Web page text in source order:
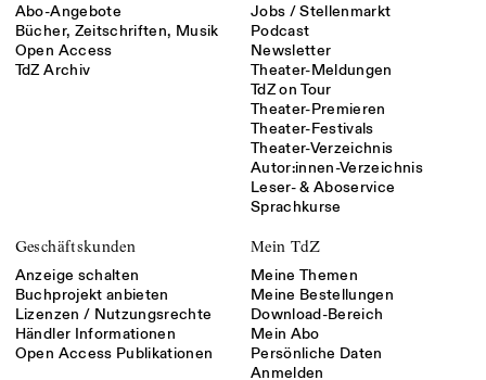
Abo-Angebote
Bücher, Zeitschriften, Musik
Open Access
TdZ Archiv
Jobs / Stellenmarkt
Podcast
Newsletter
Theater-Meldungen
TdZ on Tour
Theater-Premieren
Theater-Festivals
Theater-Verzeichnis
Autor:innen-Verzeichnis
Leser- & Aboservice
Sprachkurse
Geschäftskunden
Anzeige schalten
Buchprojekt anbieten
Lizenzen / Nutzungsrechte
Händler Informationen
Open Access Publikationen
Mein TdZ
Meine Themen
Meine Bestellungen
Download-Bereich
Mein Abo
Persönliche Daten
Anmelden